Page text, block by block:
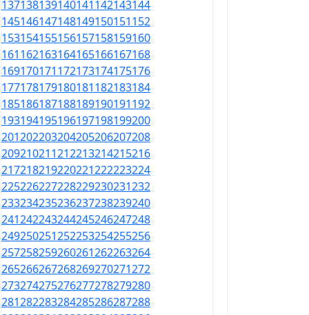
137138139140141142143144
145146147148149150151152
153154155156157158159160
161162163164165166167168
169170171172173174175176
177178179180181182183184
185186187188189190191192
193194195196197198199200
201202203204205206207208
209210211212213214215216
217218219220221222223224
225226227228229230231232
233234235236237238239240
241242243244245246247248
249250251252253254255256
257258259260261262263264
265266267268269270271272
273274275276277278279280
281282283284285286287288